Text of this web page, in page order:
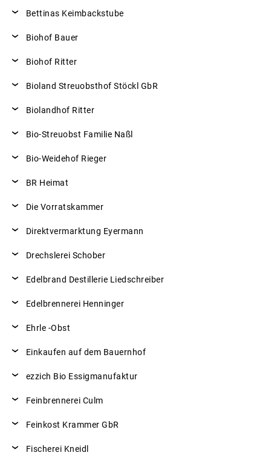
Bettinas Keimbackstube
Biohof Bauer
Biohof Ritter
Bioland Streuobsthof Stöckl GbR
Biolandhof Ritter
Bio-Streuobst Familie Naßl
Bio-Weidehof Rieger
BR Heimat
Die Vorratskammer
Direktvermarktung Eyermann
Drechslerei Schober
Edelbrand Destillerie Liedschreiber
Edelbrennerei Henninger
Ehrle -Obst
Einkaufen auf dem Bauernhof
ezzich Bio Essigmanufaktur
Feinbrennerei Culm
Feinkost Krammer GbR
Fischerei Kneidl